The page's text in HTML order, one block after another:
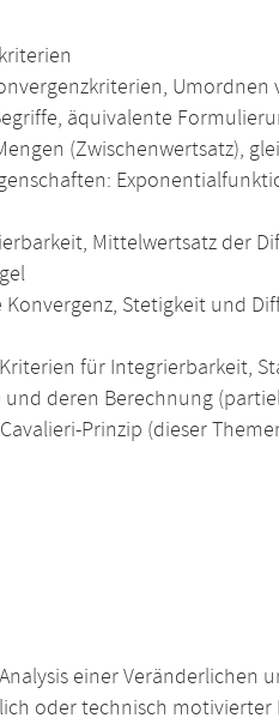
Umordnen
äquivalente
(Zwischenwertsatz),
Mittelwertsatz der
Stetigkeit und
für Integrierbarkeit,
deren Berechnung
Prinzip (dieser
einer Veränderlichen
oder technisch